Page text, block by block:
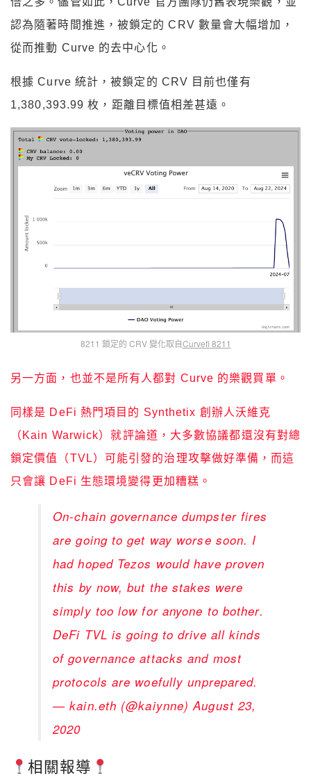
認為隨著時間推進，被鎖定的 CRV 數量會大幅增加，
從而推動 Curve 的去中心化。
根據 Curve 統計，被鎖定的 CRV 目前也僅有
1,380,393.99 枚，距離目標值相差甚遠。
8211 鎖定的 CRV 變化取自Curvefi8211
另一方面，也並不是所有人都對 Curve 的樂觀買單。
同樣是 DeFi 熱門項目的 Synthetix 創辦人沃維克
（Kain Warwick）就評論道，大多數協議都還沒有對總
鎖定價值（TVL）可能引發的治理攻擊做好準備，而這
只會讓 DeFi 生態環境變得更加糟糕。
On-chain governance dumpster fires
are going to get way worse soon. I
had hoped Tezos would have proven
this by now, but the stakes were
simply too low for anyone to bother.
DeFi TVL is going to drive all kinds
of governance attacks and most
protocols are woefully unprepared.
— kain.eth (@kaiynne)August 23,
2020
相關報導